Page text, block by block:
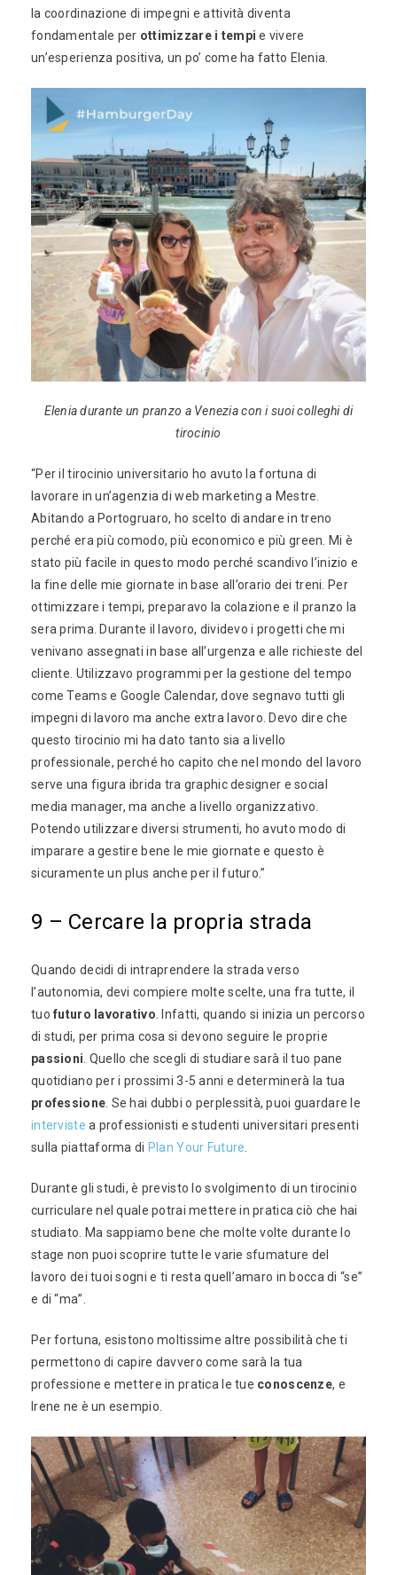
la coordinazione di impegni e attività diventa
fondamentale per ottimizzare i tempi e vivere
un’esperienza positiva, un po’ come ha fatto Elenia.
Elenia durante un pranzo a Venezia con i suoi colleghi di
tirocinio
“Per il tirocinio universitario ho avuto la fortuna di
lavorare in un’agenzia di web marketing a Mestre.
Abitando a Portogruaro, ho scelto di andare in treno
perché era più comodo, più economico e più green. Mi è
stato più facile in questo modo perché scandivo l’inizio e
la fine delle mie giornate in base all’orario dei treni. Per
ottimizzare i tempi, preparavo la colazione e il pranzo la
sera prima. Durante il lavoro, dividevo i progetti che mi
venivano assegnati in base all’urgenza e alle richieste del
cliente. Utilizzavo programmi per la gestione del tempo
come Teams e Google Calendar, dove segnavo tutti gli
impegni di lavoro ma anche extra lavoro. Devo dire che
questo tirocinio mi ha dato tanto sia a livello
professionale, perché ho capito che nel mondo del lavoro
serve una figura ibrida tra graphic designer e social
media manager, ma anche a livello organizzativo.
Potendo utilizzare diversi strumenti, ho avuto modo di
imparare a gestire bene le mie giornate e questo è
sicuramente un plus anche per il futuro.”
9 – Cercare la propria strada
Quando decidi di intraprendere la strada verso
l’autonomia, devi compiere molte scelte, una fra tutte, il
tuofuturo lavorativo . Infatti, quando si inizia un percorso
di studi, per prima cosa si devono seguire le proprie
passioni . Quello che scegli di studiare sarà il tuo pane
quotidiano per i prossimi 3-5 anni e determinerà la tua
professione . Se hai dubbi o perplessità, puoi guardare le
interviste a professionisti e studenti universitari presenti
sulla piattaforma di Plan Your Future
Durante gli studi, è previsto lo svolgimento di un tirocinio
curriculare nel quale potrai mettere in pratica ciò che hai
studiato. Ma sappiamo bene che molte volte durante lo
stage non puoi scoprire tutte le varie sfumature del
lavoro dei tuoi sogni e ti resta quell’amaro in bocca di “se”
e di “ma”.
Per fortuna, esistono moltissime altre possibilità che ti
permettono di capire davvero come sarà la tua
professione e mettere in pratica le tue conoscenze, e
Irene ne è un esempio.